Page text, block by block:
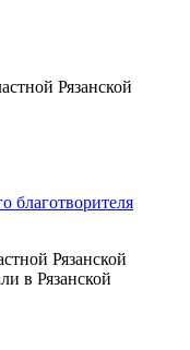
Рязанской
благотворителя
Рязанской
в Рязанской